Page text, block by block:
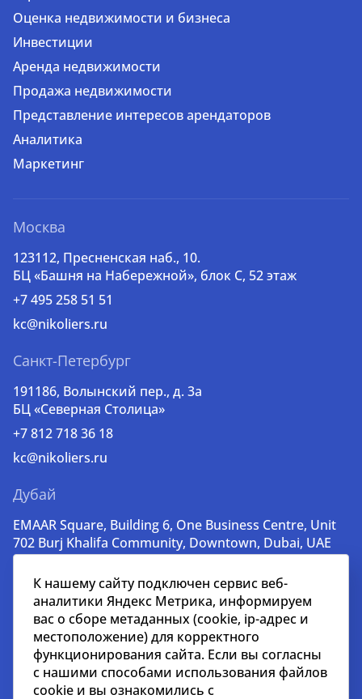
Оценка недвижимости и бизнеса
Инвестиции
Аренда недвижимости
Продажа недвижимости
Представление интересов арендаторов
Аналитика
Маркетинг
Москва
123112, Пресненская наб., 10.
БЦ «Башня на Набережной», блок С, 52 этаж
+7 495 258 51 51
kc@nikoliers.ru
Санкт-Петербург
191186, Волынский пер., д. 3a
БЦ «Северная Столица»
+7 812 718 36 18
kc@nikoliers.ru
Дубай
EMAAR Square, Building 6, One Business Centre, Unit
702 Burj Khalifa Community, Downtown, Dubai, UAE
lead@nikoliers-global.com
© nikoliers.ru 1994 - 2026
Все права защищены
Информация, представленная на странице, носит
К нашему сайту подключен сервис веб-
аналитики Яндекс Метрика, информируем
вас о сборе метаданных (cookie, ip-адрес и
местоположение) для корректного
функционирования сайта. Если вы согласны
с нашими способами использования файлов
cookie и вы ознакомились с